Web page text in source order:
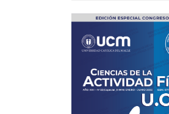
Barra
del
artículo